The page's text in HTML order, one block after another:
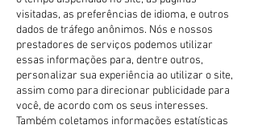
visitadas, as preferências de idioma, e outros
dados de tráfego anônimos. Nós e nossos
prestadores de serviços podemos utilizar
essas informações para, dentre outros,
personalizar sua experiência ao utilizar o site,
assim como para direcionar publicidade para
você, de acordo com os seus interesses.
Também coletamos informações estatísticas